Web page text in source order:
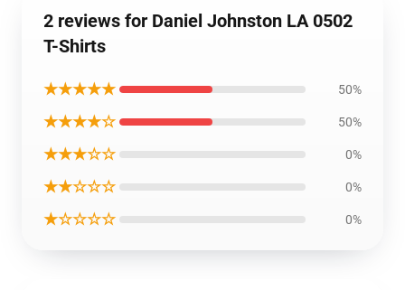
2 reviews for Daniel Johnston LA 0502
T-Shirts
★★★★★ 50%
★★★★☆ 50%
★★★☆☆ 0%
★★☆☆☆ 0%
★☆☆☆☆ 0%